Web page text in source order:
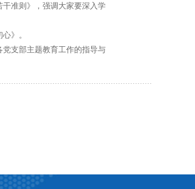
准则》，强调大家要深入学
》。
支部主题教育工作的指导与